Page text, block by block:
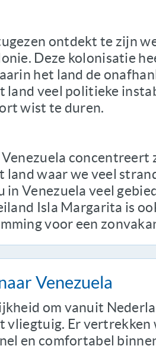
ontdekt te zijn
Deze kolonisatie
het land de
land veel politieke
wist te duren.
concentreert
land waar we veel
in Venezuela veel
Isla Margarita is
voor een
Venezuela
om vanuit
vliegtuig. Er
en comfortabel